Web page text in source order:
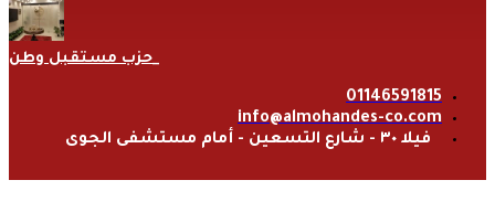
حزب مستقبل وطن
01146591815
info@almohandes-co.com
فيلا ٣٠ - شارع التسعين - أمام مستشفى الجوى